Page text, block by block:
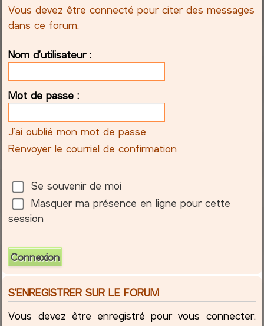
Vous devez être connecté pour citer des messages
dans ce forum.
Nom d’utilisateur :
Mot de passe :
J’ai oublié mon mot de passe
Renvoyer le courriel de confirmation
Se souvenir de moi
Masquer ma présence en ligne pour cette
session
S’ENREGISTRER SUR LE FORUM
Vous devez être enregistré pour vous connecter.